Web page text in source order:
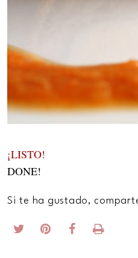
¡LISTO!
DONE!
Si te ha gustado,